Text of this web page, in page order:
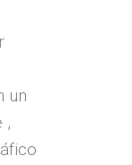
un
,